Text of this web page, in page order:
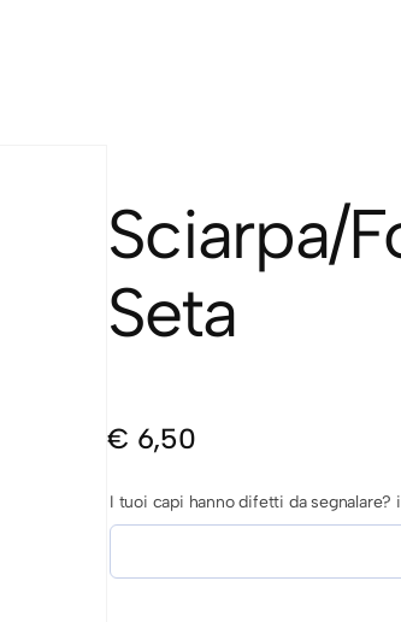
Sciarpa/
Seta
€ 6,50
I tuoi capi hanno difetti da